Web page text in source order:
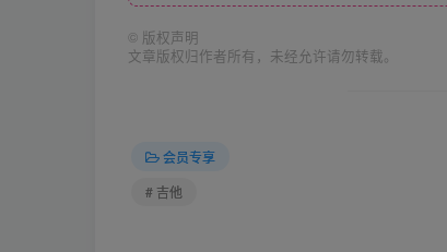
© 版权声明
文章版权归作者所有，未经允许请勿转载。
会员专享
# 吉他